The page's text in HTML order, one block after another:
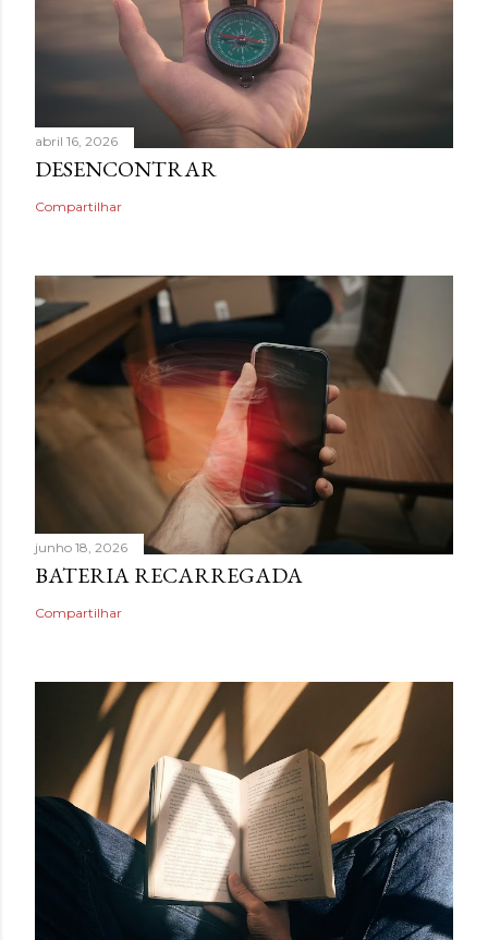
abril 16, 2026
DESENCONTRAR
Compartilhar
junho 18, 2026
BATERIA RECARREGADA
Compartilhar